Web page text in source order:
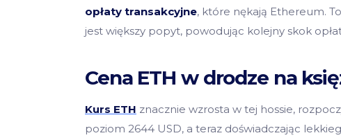
opłaty transakcyjne, które nękają Ethereum.
jest większy popyt, powodując kolejny skok
Cena ETH w drodze na
Kurs ETH znacznie wzrosta w tej hossie,
poziom 2644 USD, a teraz doświadczając